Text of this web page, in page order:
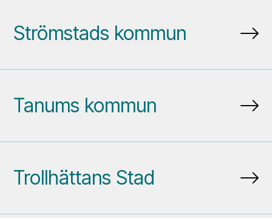
Strömstads kommun
Tanums kommun
Trollhättans Stad